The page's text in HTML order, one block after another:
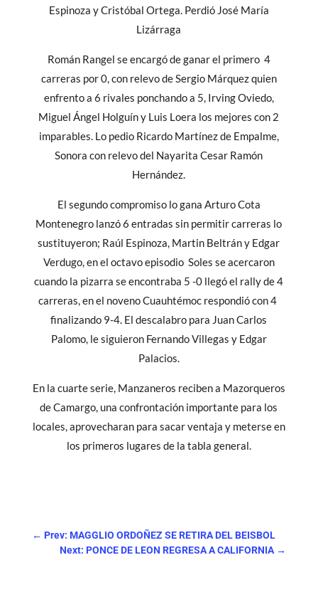
Espinoza y Cristóbal Ortega. Perdió José María
Lizárraga
Román Rangel se encargó de ganar el primero 4
carreras por 0, con relevo de Sergio Márquez quien
enfrento a 6 rivales ponchando a 5, Irving Oviedo,
Miguel Ángel Holguín y Luis Loera los mejores con 2
imparables. Lo pedio Ricardo Martínez de Empalme,
Sonora con relevo del Nayarita Cesar Ramón
Hernández.
El segundo compromiso lo gana Arturo Cota
Montenegro lanzó 6 entradas sin permitir carreras lo
sustituyeron; Raúl Espinoza, Martin Beltrán y Edgar
Verdugo, en el octavo episodio Soles se acercaron
cuando la pizarra se encontraba 5 -0 llegó el rally de 4
carreras, en el noveno Cuauhtémoc respondió con 4
finalizando 9-4. El descalabro para Juan Carlos
Palomo, le siguieron Fernando Villegas y Edgar
Palacios.
En la cuarte serie, Manzaneros reciben a Mazorqueros
de Camargo, una confrontación importante para los
locales, aprovecharan para sacar ventaja y meterse en
los primeros lugares de la tabla general.
← Prev: MAGGLIO ORDOÑEZ SE RETIRA DEL BEISBOL
Next: PONCE DE LEON REGRESA A CALIFORNIA →